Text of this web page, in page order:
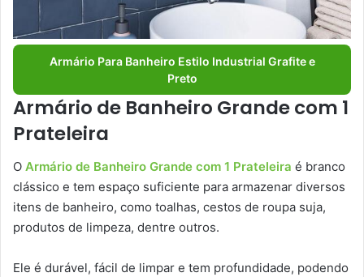
Armário Para Banheiro Estilo Industrial Grafite e
Preto
Armário de Banheiro Grande com 1
Prateleira
O Armário de Banheiro Grande com 1 Prateleira é branco
clássico e tem espaço suficiente para armazenar diversos
itens de banheiro, como toalhas, cestos de roupa suja,
produtos de limpeza, dentre outros.
Ele é durável, fácil de limpar e tem profundidade, podendo